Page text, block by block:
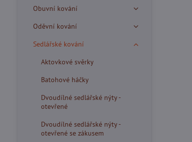
Obuvní kování
Oděvní kování
Sedlářské kování
Aktovkové svěrky
Batohové háčky
Dvoudílné sedlářské nýty -
otevřené
Dvoudílné sedlářské nýty -
otevřené se zákusem